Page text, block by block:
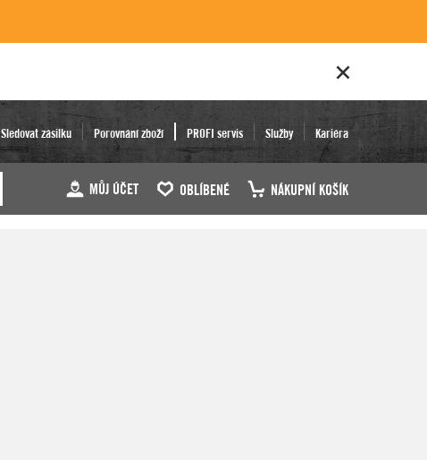
Sledovat zásilku Porovnání zboží PROFI servis Služby Kariéra
MŮJ ÚČET OBLÍBENÉ NÁKUPNÍ KOŠÍK